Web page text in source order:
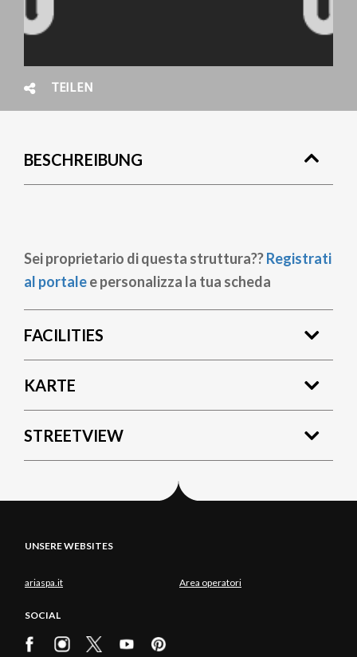
TEILEN
BESCHREIBUNG
Sei proprietario di questa struttura??Registrati
al portalee personalizza la tua scheda
FACILITIES
KARTE
STREETVIEW
UNSERE WEBSITES
ariaspa.it Area operatori
SOCIAL